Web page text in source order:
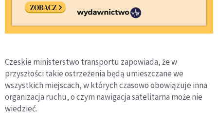
Czeskie ministerstwo transportu zapowiada, że w
przyszłości takie ostrzeżenia będą umieszczane we
wszystkich miejscach, w których czasowo obowiązuje inna
organizacja ruchu, o czym nawigacja satelitarna może nie
wiedzieć.